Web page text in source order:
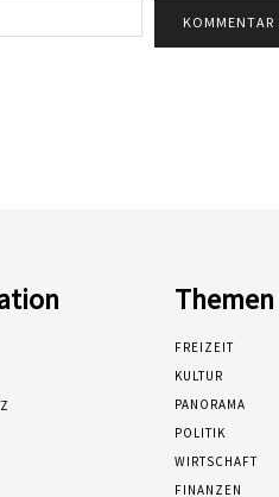
Mail:*
Themen
FREIZEIT
KULTUR
PANORAMA
POLITIK
WIRTSCHAFT
FINANZEN